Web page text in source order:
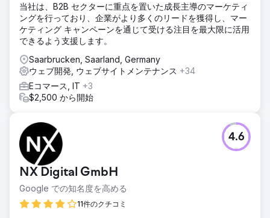
当社は、B2B セクターに重点を置いた成長主導のマーケティ
ングを行っており、企業がより多くのリードを獲得し、マー
ケティング キャンペーンを通じて受ける注目を最大限に活用
できるよう支援します。
Saarbrucken, Saarland, Germany
ウェブ開発, ウェブサイトメンテナンス +34
Eコマース, IT +3
$2,500 から開始
NX Digital GmbH
Google での知名度を高める
11件のクチコミ
4.6